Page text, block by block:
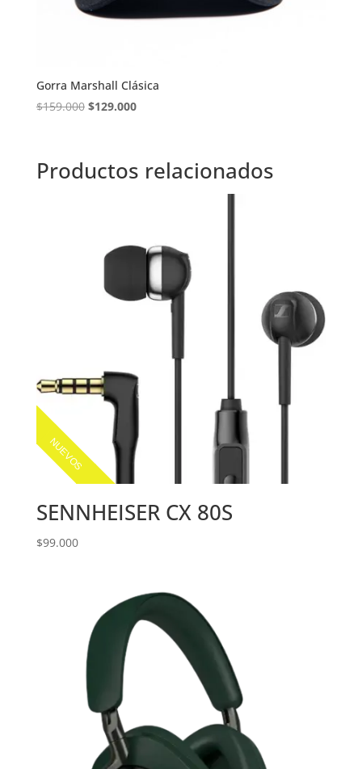
Gorra Marshall Clásica
$159.000 El
$159.000.
$129.000El
$129.000.
Productos relacionados
NUEVOS
SENNHEISER CX 80S
$99.000